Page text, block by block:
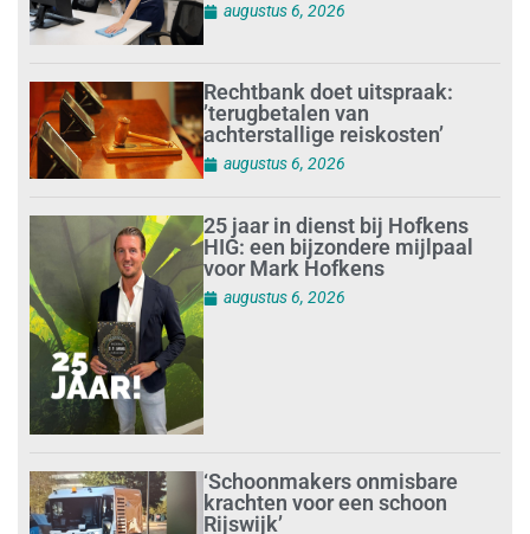
augustus 6, 2026
Rechtbank doet uitspraak:
’terugbetalen van
achterstallige reiskosten’
augustus 6, 2026
25 jaar in dienst bij Hofkens
HIG: een bijzondere mijlpaal
voor Mark Hofkens
augustus 6, 2026
‘Schoonmakers onmisbare
krachten voor een schoon
Rijswijk’